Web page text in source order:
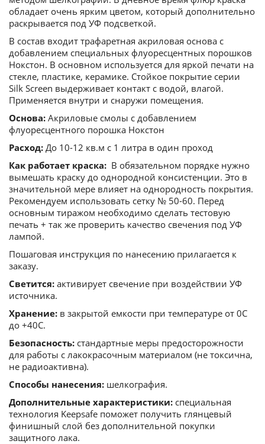
обладает очень ярким цветом, который дополнительно
раскрывается под УФ подсветкой.
В состав входит трафаретная акриловая основа с
добавлением специальных флуоресцентных порошков
Нокстон. В основном используется для яркой печати на
стекле, пластике, керамике. Стойкое покрытие серии
Silk Screen выдерживает контакт с водой, влагой.
Применяется внутри и снаружи помещения.
Основа: Акриловые смолы с добавлением
флуоресцентного порошка Нокстон
Расход: До 10-12 кв.м с 1 литра в один проход
Как работает краска: В обязательном порядке нужно
вымешать краску до однородной консистенции. Это в
значительной мере влияет на однородность покрытия.
Рекомендуем использовать сетку № 50-60. Перед
основным тиражом необходимо сделать тестовую
печать + так же проверить качество свечения под УФ
лампой.
Пошаговая инструкция по нанесению прилагается к
заказу.
Светится: активирует свечение при воздействии УФ
источника.
Хранение: в закрытой емкости при температуре от 0С
до +40С.
Безопасность: стандартные меры предосторожности
для работы с лакокрасочным материалом (не токсична,
не радиоактивна).
Способы нанесения: шелкография.
Дополнительные характеристики: специальная
технология Keepsafe поможет получить глянцевый
финишный слой без дополнительной покупки
защитного лака.